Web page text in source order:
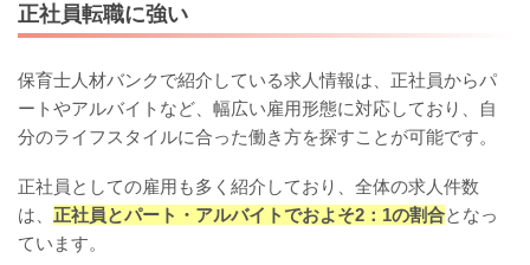
正社員転職に強い
保育士人材バンクで紹介している求人情報は、正社員からパ
ートやアルバイトなど、幅広い雇用形態に対応しており、自
分のライフスタイルに合った働き方を探すことが可能です。
正社員としての雇用も多く紹介しており、全体の求人件数
は、 正社員とパート・アルバイトでおよそ2：1の割合となっ
ています。